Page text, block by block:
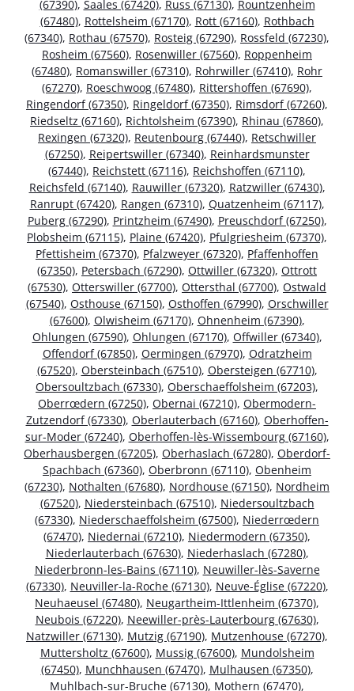
(67390), Saales (67420), Russ (67130), Rountzenheim
(67480), Rottelsheim (67170), Rott (67160), Rothbach
(67340), Rothau (67570), Rosteig (67290), Rossfeld (67230),
Rosheim (67560), Rosenwiller (67560), Roppenheim
(67480), Romanswiller (67310), Rohrwiller (67410), Rohr
(67270), Roeschwoog (67480), Rittershoffen (67690),
Ringendorf (67350), Ringeldorf (67350), Rimsdorf (67260),
Riedseltz (67160), Richtolsheim (67390), Rhinau (67860),
Rexingen (67320), Reutenbourg (67440), Retschwiller
(67250), Reipertswiller (67340), Reinhardsmunster
(67440), Reichstett (67116), Reichshoffen (67110),
Reichsfeld (67140), Rauwiller (67320), Ratzwiller (67430),
Ranrupt (67420), Rangen (67310), Quatzenheim (67117),
Puberg (67290), Printzheim (67490), Preuschdorf (67250),
Plobsheim (67115), Plaine (67420), Pfulgriesheim (67370),
Pfettisheim (67370), Pfalzweyer (67320), Pfaffenhoffen
(67350), Petersbach (67290), Ottwiller (67320), Ottrott
(67530), Otterswiller (67700), Ottersthal (67700), Ostwald
(67540), Osthouse (67150), Osthoffen (67990), Orschwiller
(67600), Olwisheim (67170), Ohnenheim (67390),
Ohlungen (67590), Ohlungen (67170), Offwiller (67340),
Offendorf (67850), Oermingen (67970), Odratzheim
(67520), Obersteinbach (67510), Obersteigen (67710),
Obersoultzbach (67330), Oberschaeffolsheim (67203),
Oberrœdern (67250), Obernai (67210), Obermodern-
Zutzendorf (67330), Oberlauterbach (67160), Oberhoffen-
sur-Moder (67240), Oberhoffen-lès-Wissembourg (67160),
Oberhausbergen (67205), Oberhaslach (67280), Oberdorf-
Spachbach (67360), Oberbronn (67110), Obenheim
(67230), Nothalten (67680), Nordhouse (67150), Nordheim
(67520), Niedersteinbach (67510), Niedersoultzbach
(67330), Niederschaeffolsheim (67500), Niederrœdern
(67470), Niedernai (67210), Niedermodern (67350),
Niederlauterbach (67630), Niederhaslach (67280),
Niederbronn-les-Bains (67110), Neuwiller-lès-Saverne
(67330), Neuviller-la-Roche (67130), Neuve-Église (67220),
Neuhaeusel (67480), Neugartheim-Ittlenheim (67370),
Neubois (67220), Neewiller-près-Lauterbourg (67630),
Natzwiller (67130), Mutzig (67190), Mutzenhouse (67270),
Muttersholtz (67600), Mussig (67600), Mundolsheim
(67450), Munchhausen (67470), Mulhausen (67350),
Muhlbach-sur-Bruche (67130), Mothern (67470),